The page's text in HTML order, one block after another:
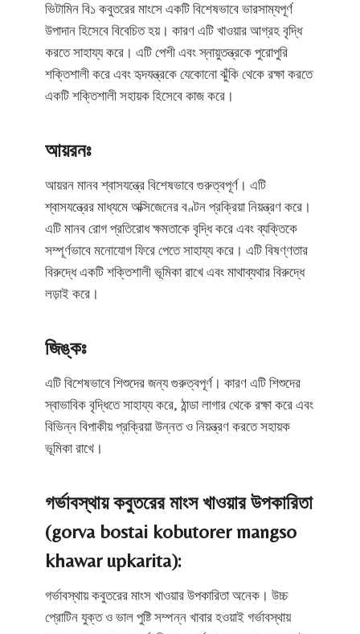
ভিটামিন বি১ কবুতরের মাংসে একটি বিশেষভাবে ভারসাম্যপূর্ণ
উপাদান হিসেবে বিবেচিত হয়। কারণ এটি খাওয়ার আগ্রহ বৃদ্ধি
করতে সাহায্য করে। এটি পেশী এবং স্নায়ুতন্ত্রকে পুরোপুরি
শক্তিশালী করে এবং হৃদযন্ত্রকে যেকোনো ঝুঁকি থেকে রক্ষা করতে
একটি শক্তিশালী সহায়ক হিসেবে কাজ করে।
আয়রনঃ
আয়রন মানব শ্বাসযন্ত্রে বিশেষভাবে গুরুত্বপূর্ণ। এটি
শ্বাসযন্ত্রের মাধ্যমে অক্সিজেনের বণ্টন প্রক্রিয়া নিয়ন্ত্রণ করে।
এটি মানব রোগ প্রতিরোধ ক্ষমতাকে বৃদ্ধি করে এবং ব্যক্তিকে
সম্পূর্ণভাবে মনোযোগ ফিরে পেতে সাহায্য করে। এটি বিষণ্ণতার
বিরুদ্ধে একটি শক্তিশালী ভূমিকা রাখে এবং মাথাব্যথার বিরুদ্ধে
লড়াই করে।
জিঙ্কঃ
এটি বিশেষভাবে শিশুদের জন্য গুরুত্বপূর্ণ। কারণ এটি শিশুদের
স্বাভাবিক বৃদ্ধিতে সাহায্য করে, ঠান্ডা লাগার থেকে রক্ষা করে এবং
বিভিন্ন বিপাকীয় প্রক্রিয়া উন্নত ও নিয়ন্ত্রণ করতে সহায়ক
ভূমিকা রাখে।
গর্ভাবস্থায় কবুতরের মাংস খাওয়ার উপকারিতা
(gorva bostai kobutorer mangso
khawar upkarita):
গর্ভাবস্থায় কবুতরের মাংস খাওয়ার উপকারিতা অনেক। উচ্চ
প্রোটিন যুক্ত ও ভাল পুষ্টি সম্পন্ন খাবার হওয়াই গর্ভাবস্থায়